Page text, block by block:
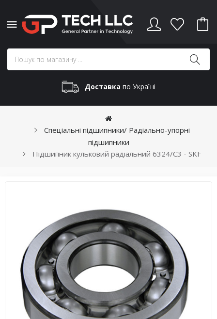
Доставка по Україні
Спеціальні підшипники/ Радіально-упорні
підшипники
Підшипник кульковий радіальний 6324/C3 - SKF